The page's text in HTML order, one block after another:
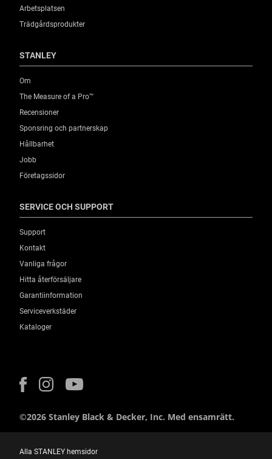
Arbetsplatsen
Trädgårdsprodukter
STANLEY
Om
The Measure of a Pro™
Recensioner
Sponsring och partnerskap
Hållbarhet
Jobb
Företagssidor
SERVICE OCH SUPPORT
Support
Kontakt
Vanliga frågor
Hitta återförsäljare
Garantiinformation
Serviceverkstäder
Kataloger
©2026 Stanley Black & Decker, Inc. Med ensamrätt.
Alla STANLEY hemsidor